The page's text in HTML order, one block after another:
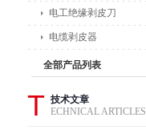
电工绝缘剥皮刀
电缆剥皮器
全部产品列表
T 技术文章
ECHNICAL ARTICLES